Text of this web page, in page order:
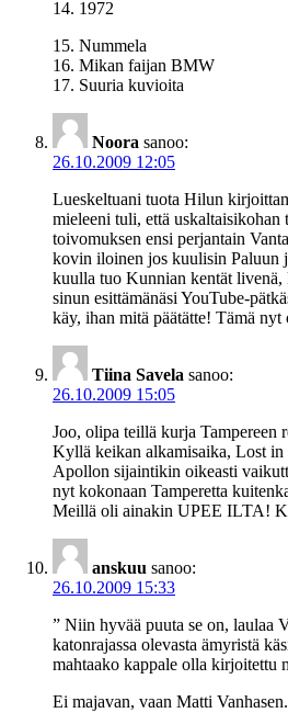
14. 1972
15. Nummela
16. Mikan faijan BMW
17. Suuria kuvioita
Noora sanoo:
26.10.2009 12:05
Lueskeltuani tuota Hilun
mieleeni tuli, että uskaltaisikohan
toivomuksen ensi perjantain
kovin iloinen jos kuulisin Paluun
kuulla tuo Kunnian kentät
sinun esittämänäsi YouTube-
käy, ihan mitä päätätte! Tämä
Tiina Savela sanoo:
26.10.2009 15:05
Joo, olipa teillä kurja Tampereen
Kyllä keikan alkamisaika, Lost in
Apollon sijaintikin oikeasti
nyt kokonaan Tamperetta
Meillä oli ainakin UPEE ILTA!
anskuu sanoo:
26.10.2009 15:33
” Niin hyvää puuta se on, laulaa
katonrajassa olevasta ämyristä
mahtaako kappale olla kirjoitettu
Ei majavan, vaan Matti Vanhasen.